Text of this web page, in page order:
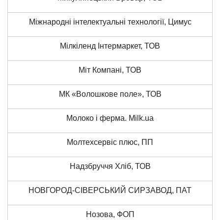
Міжнародні інтелектуальні технології, Цимус
Мілкіленд Інтермаркет, ТОВ
Міт Компані, ТОВ
МК «Волошкове поле», ТОВ
Молоко і ферма. Milk.ua
Молтехсервіс плюс, ПП
Надзбруччя Хліб, ТОВ
НОВГОРОД-СІВЕРСЬКИЙ СИРЗАВОД, ПАТ
Нозова, ФОП